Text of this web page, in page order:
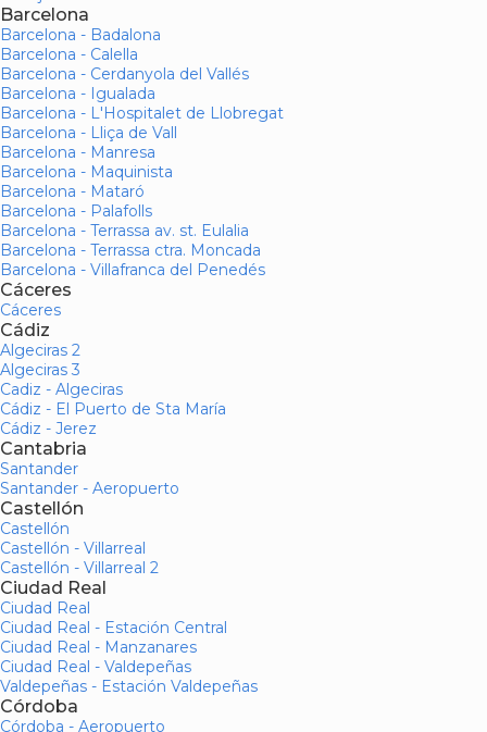
Barcelona
Barcelona - Badalona
Barcelona - Calella
Barcelona - Cerdanyola del Vallés
Barcelona - Igualada
Barcelona - L'Hospitalet de Llobregat
Barcelona - Lliça de Vall
Barcelona - Manresa
Barcelona - Maquinista
Barcelona - Mataró
Barcelona - Palafolls
Barcelona - Terrassa av. st. Eulalia
Barcelona - Terrassa ctra. Moncada
Barcelona - Villafranca del Penedés
Cáceres
Cáceres
Cádiz
Algeciras 2
Algeciras 3
Cadiz - Algeciras
Cádiz - El Puerto de Sta María
Cádiz - Jerez
Cantabria
Santander
Santander - Aeropuerto
Castellón
Castellón
Castellón - Villarreal
Castellón - Villarreal 2
Ciudad Real
Ciudad Real
Ciudad Real - Estación Central
Ciudad Real - Manzanares
Ciudad Real - Valdepeñas
Valdepeñas - Estación Valdepeñas
Córdoba
Córdoba - Aeropuerto